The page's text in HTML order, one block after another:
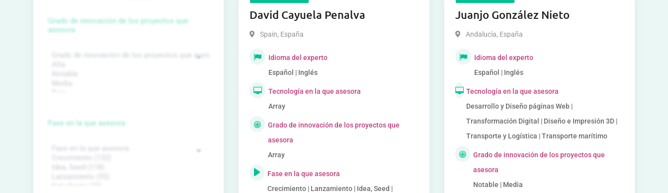
David Cayuela Penalva
Spain, España
Idioma del experto
Español | Inglés
Tecnología en la que asesora
Array
Grado de innovación de los proyectos que
asesora
Array
Fase en la que asesora
Crecimiento | Lanzamiento | Idea, Seed |
Juanjo González Nieto
Andalucía, España
Idioma del experto
Español | Inglés
Tecnología en la que asesora
Desarrollo y Diseño páginas Web |
Transformación Digital | Diseño e Impresión 3D |
Transporte y Logística | Transporte marítimo
Grado de innovación de los proyectos que
asesora
Notable | Media
Grado de innovación de los proyectos que
asesora
Fase en la que asesora